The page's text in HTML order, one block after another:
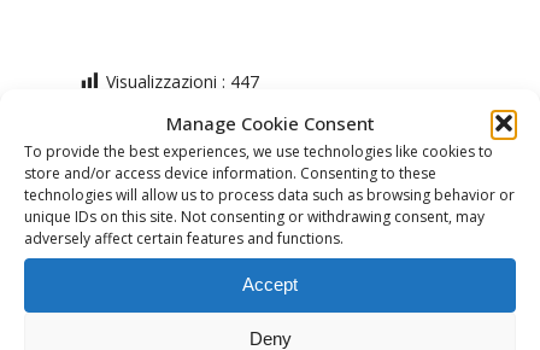
Manage Cookie Consent
To provide the best experiences, we use technologies like cookies to
store and/or access device information. Consenting to these
technologies will allow us to process data such as browsing behavior or
unique IDs on this site. Not consenting or withdrawing consent, may
adversely affect certain features and functions.
Accept
Deny
Visualizzazioni : 447
Previous Post
Yoga